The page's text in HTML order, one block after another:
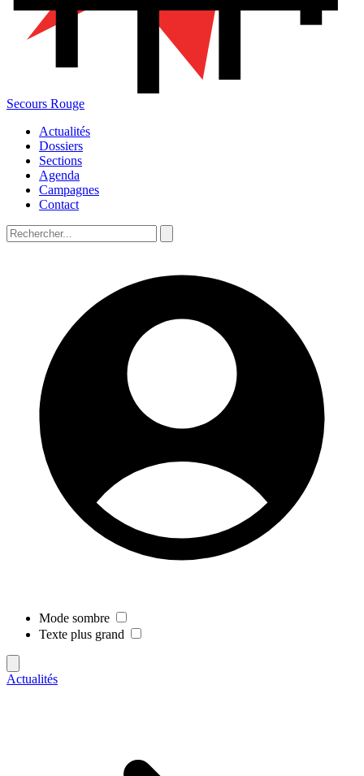
Secours Rouge
Actualités
Dossiers
Sections
Agenda
Campagnes
Contact
Mode sombre
Texte plus grand
Actualités